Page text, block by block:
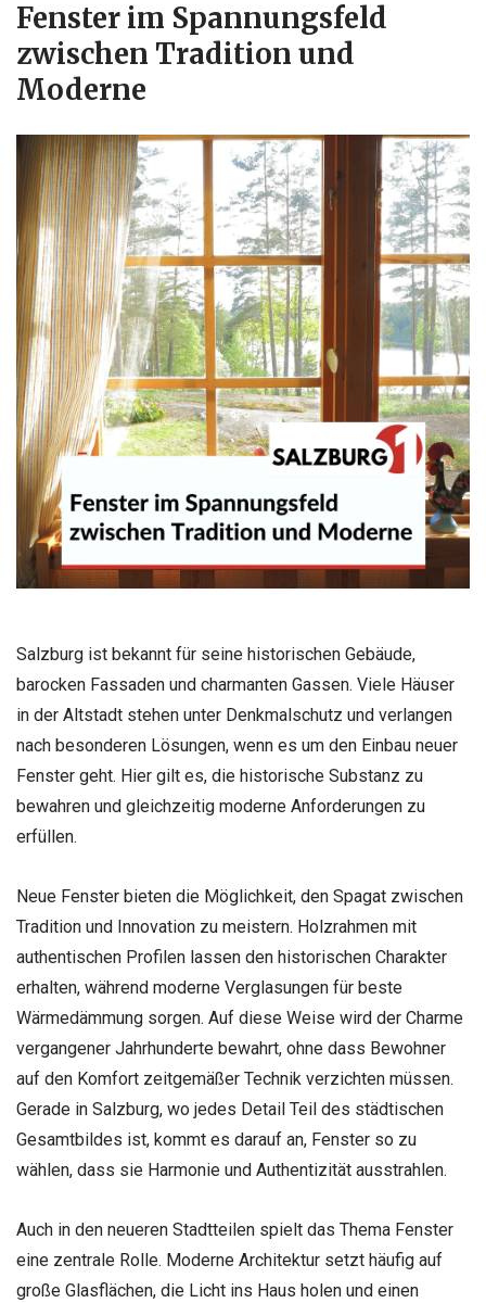
Fenster im Spannungsfeld
zwischen Tradition und
Moderne
Salzburg ist bekannt für seine historischen Gebäude,
barocken Fassaden und charmanten Gassen. Viele Häuser
in der Altstadt stehen unter Denkmalschutz und verlangen
nach besonderen Lösungen, wenn es um den Einbau neuer
Fenster geht. Hier gilt es, die historische Substanz zu
bewahren und gleichzeitig moderne Anforderungen zu
erfüllen.
Neue Fenster bieten die Möglichkeit, den Spagat zwischen
Tradition und Innovation zu meistern. Holzrahmen mit
authentischen Profilen lassen den historischen Charakter
erhalten, während moderne Verglasungen für beste
Wärmedämmung sorgen. Auf diese Weise wird der Charme
vergangener Jahrhunderte bewahrt, ohne dass Bewohner
auf den Komfort zeitgemäßer Technik verzichten müssen.
Gerade in Salzburg, wo jedes Detail Teil des städtischen
Gesamtbildes ist, kommt es darauf an, Fenster so zu
wählen, dass sie Harmonie und Authentizität ausstrahlen.
Auch in den neueren Stadtteilen spielt das Thema Fenster
eine zentrale Rolle. Moderne Architektur setzt häufig auf
große Glasflächen, die Licht ins Haus holen und einen